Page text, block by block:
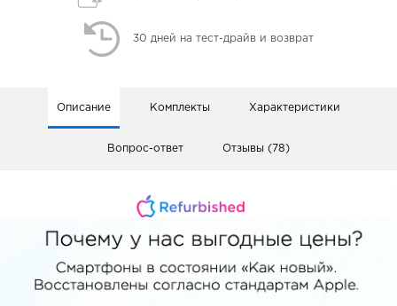
30 дней на тест-драйв и возврат
Описание Комплекты Характеристики
Вопрос-ответ Отзывы (78)